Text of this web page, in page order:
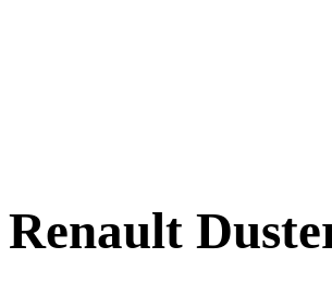
Renault